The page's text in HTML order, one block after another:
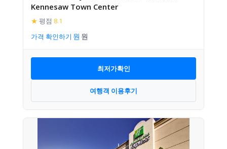
Kennesaw Town Center
★ 평점 8.1
가격 확인하기
최저가확인
여행객 이용후기